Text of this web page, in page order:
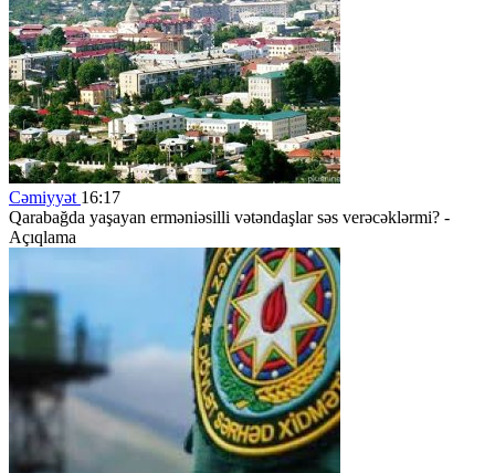
Cəmiyyət 16:17
Qarabağda yaşayan erməniəsilli vətəndaşlar səs verəcəklərmi? -
Açıqlama